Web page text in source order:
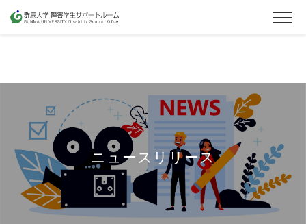
ニュースリリース